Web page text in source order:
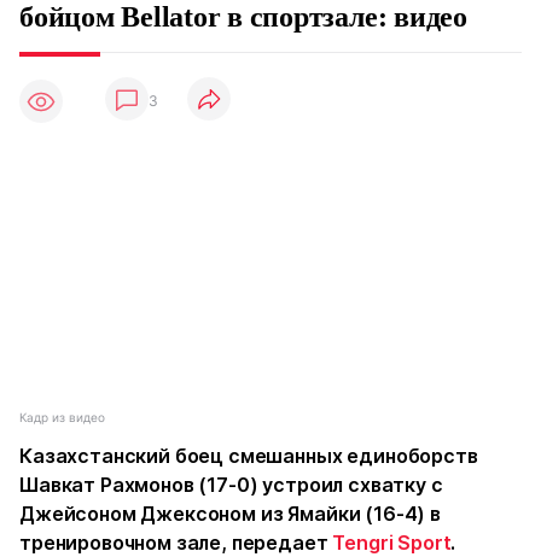
бойцом Bellator в спортзале: видео
3
Кадр из видео
Казахстанский боец смешанных единоборств
Шавкат Рахмонов (17-0) устроил схватку с
Джейсоном Джексоном из Ямайки (16-4) в
тренировочном зале, передает Tengri Sport.